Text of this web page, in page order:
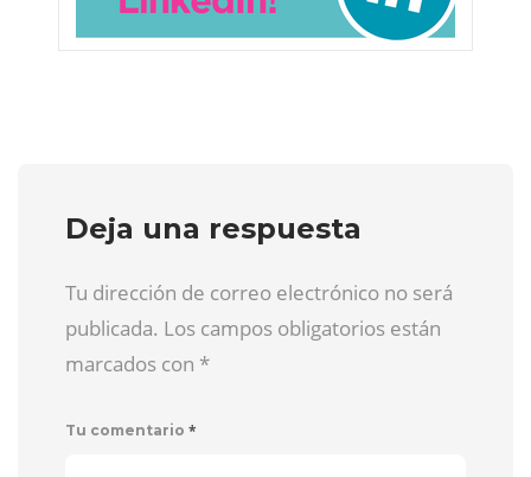
Deja una respuesta
Tu dirección de correo electrónico no será
publicada. Los campos obligatorios están
marcados con *
Tu comentario *